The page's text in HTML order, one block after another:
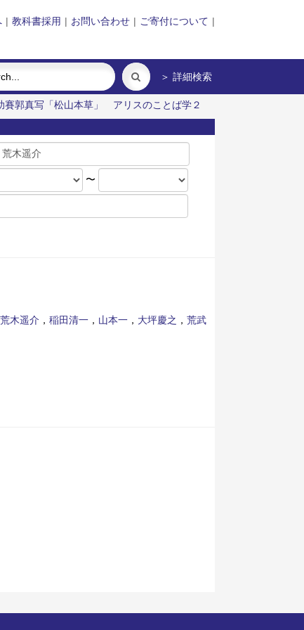
| 教科書採用 | お問い合わせ | ご寄付について |
＞ 詳細検索
賽郭真写「松山本草」
アリスのことば学２
〜
荒木遥介 ， 稲田清一 ， 山本一 ， 大坪慶之 ， 荒武